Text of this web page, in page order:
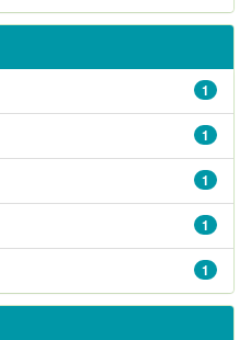
1
1
1
1
1